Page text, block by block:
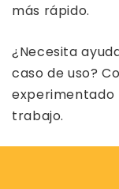
más rápido.
¿Necesita
caso de uso?
experimentado
trabajo.